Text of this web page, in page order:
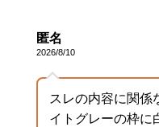
匿名
2026/8/10
スレの内容に関係
イトグレーの枠に